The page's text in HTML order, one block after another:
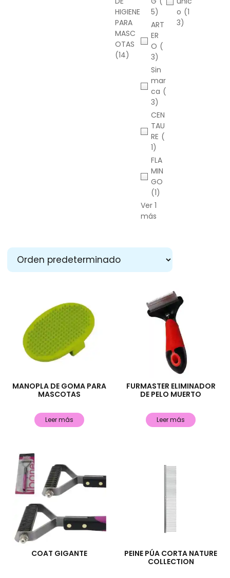
HIGIENE
PARA
MASC
OTAS
(14)
5)
ART
ER
O (
3)
Sin
mar
ca (
3)
CEN
TAU
RE (
1)
FLA
MIN
GO
(1)
Ver 1
más
o (1
3)
MANOPLA DE GOMA PARA
MASCOTAS
Leer más
FURMASTER ELIMINADOR
DE PELO MUERTO
Leer más
COAT GIGANTE
PEINE PÚA CORTA NATURE
COLLECTION